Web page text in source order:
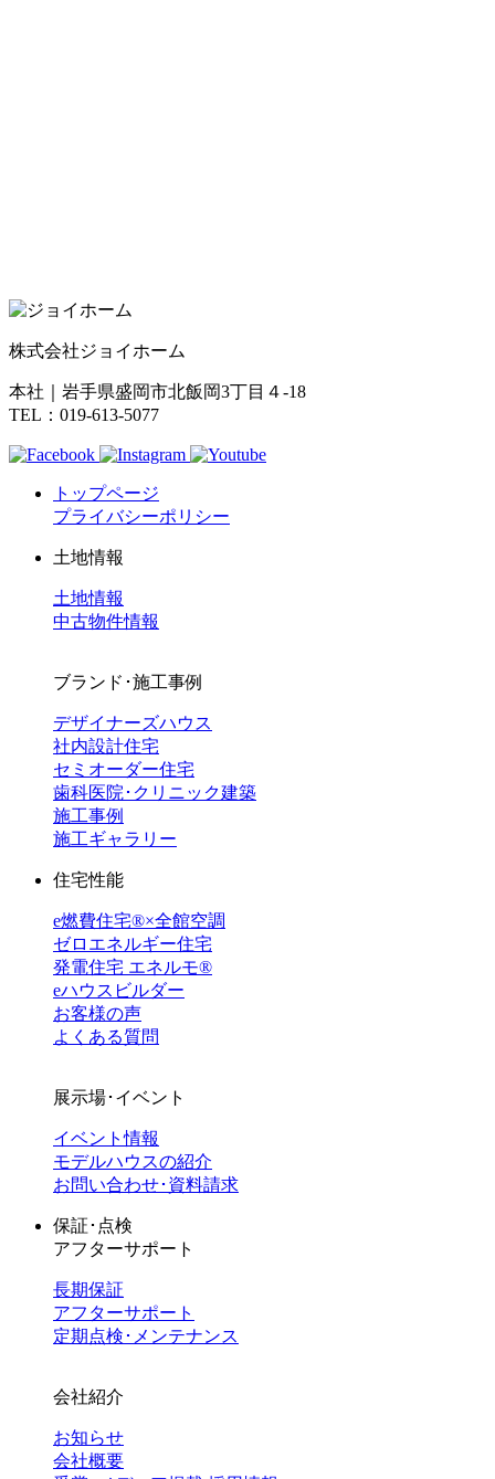
株式会社ジョイホーム
本社｜岩手県盛岡市北飯岡3丁目４-18
TEL：019-613-5077
トップページ
プライバシーポリシー
土地情報
土地情報
中古物件情報
ブランド･施工事例
デザイナーズハウス
社内設計住宅
セミオーダー住宅
歯科医院･クリニック建築
施工事例
施工ギャラリー
住宅性能
e燃費住宅®︎×全館空調
ゼロエネルギー住宅
発電住宅 エネルモ®
eハウスビルダー
お客様の声
よくある質問
展示場･イベント
イベント情報
モデルハウスの紹介
お問い合わせ･資料請求
保証･点検
アフターサポート
長期保証
アフターサポート
定期点検･メンテナンス
会社紹介
お知らせ
会社概要